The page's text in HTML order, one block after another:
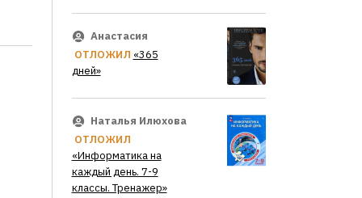
Анастасия
ОТЛОЖИЛ «365
дней»
Наталья Илюхова
ОТЛОЖИЛ
«Информатика на
каждый день. 7-9
классы. Тренажер»